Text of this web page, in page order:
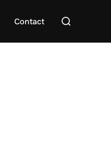
Contact
Rechercher :